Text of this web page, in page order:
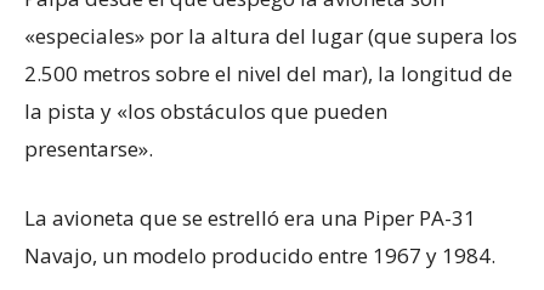
«especiales» por la altura del lugar (que supera los
2.500 metros sobre el nivel del mar), la longitud de
la pista y «los obstáculos que pueden
presentarse».
La avioneta que se estrelló era una Piper PA-31
Navajo, un modelo producido entre 1967 y 1984.